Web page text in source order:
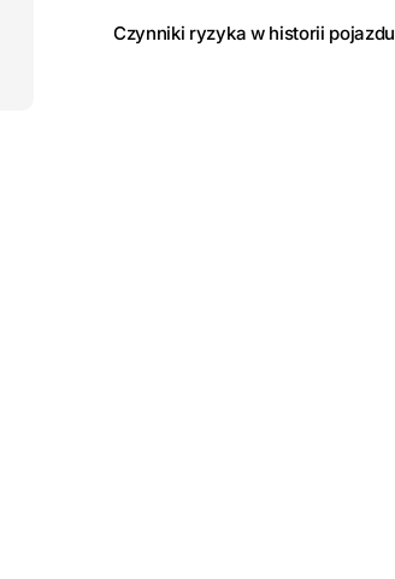
Czynniki ryzyka w historii pojazdu